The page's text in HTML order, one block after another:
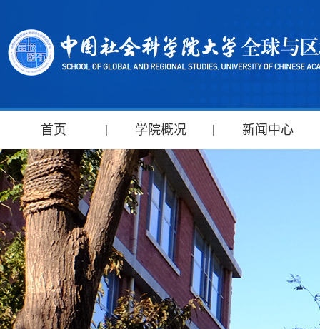
首页 学院概况 新闻中心